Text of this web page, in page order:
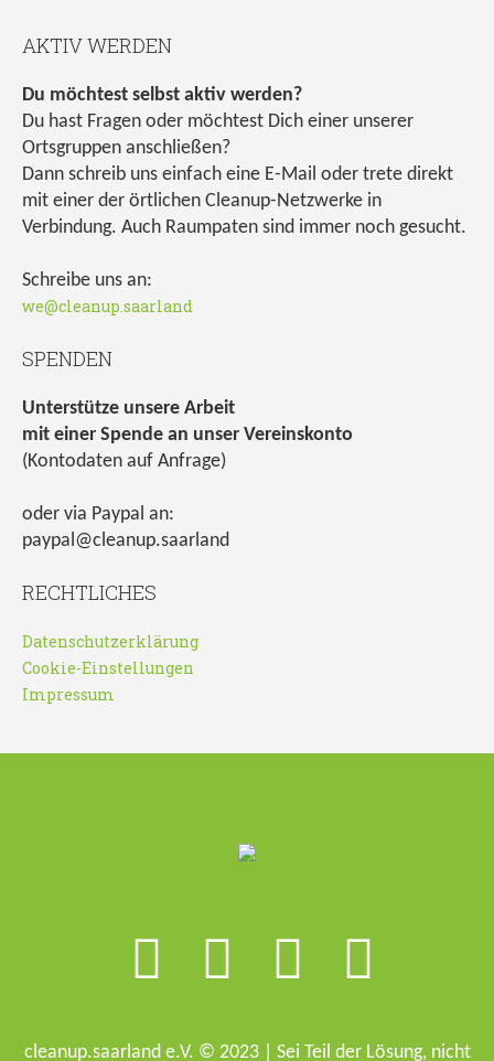
AKTIV WERDEN
Du möchtest selbst aktiv werden?
Du hast Fragen oder möchtest Dich einer unserer
Ortsgruppen anschließen?
Dann schreib uns einfach eine E-Mail oder trete direkt
mit einer der örtlichen Cleanup-Netzwerke in
Verbindung. Auch Raumpaten sind immer noch gesucht.
Schreibe uns an:
we@cleanup.saarland
SPENDEN
Unterstütze unsere Arbeit
mit einer Spende an unser Vereinskonto
(Kontodaten auf Anfrage)
oder via Paypal an:
paypal@cleanup.saarland
RECHTLICHES
Datenschutzerklärung
Cookie-Einstellungen
Impressum
cleanup.saarland e.V. © 2023 | Sei Teil der Lösung, nicht